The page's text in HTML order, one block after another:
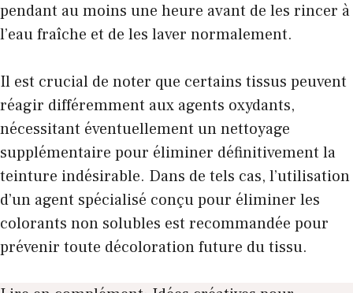
pendant au moins une heure avant de les rincer à
l’eau fraîche et de les laver normalement.
Il est crucial de noter que certains tissus peuvent
réagir différemment aux agents oxydants,
nécessitant éventuellement un nettoyage
supplémentaire pour éliminer définitivement la
teinture indésirable. Dans de tels cas, l’utilisation
d’un agent spécialisé conçu pour éliminer les
colorants non solubles est recommandée pour
prévenir toute décoloration future du tissu.